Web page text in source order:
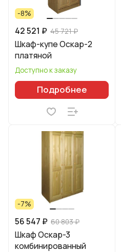
-8%
42 521 ₽ 45 721 ₽
Шкаф-купе Оскар-2
платяной
Доступно к заказу
Подробнее
-7%
56 547 ₽ 60 803 ₽
Шкаф Оскар-3
комбинированный